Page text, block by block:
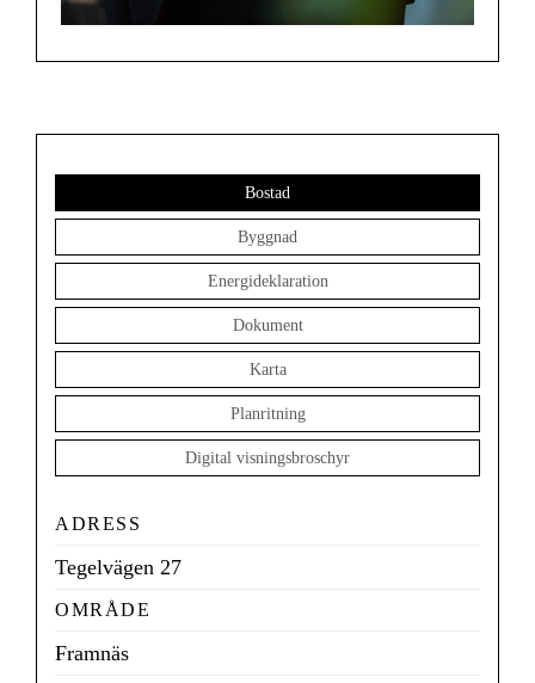
Bostad
Byggnad
Energideklaration
Dokument
Karta
Planritning
Digital visningsbroschyr
ADRESS
Tegelvägen 27
OMRÅDE
Framnäs